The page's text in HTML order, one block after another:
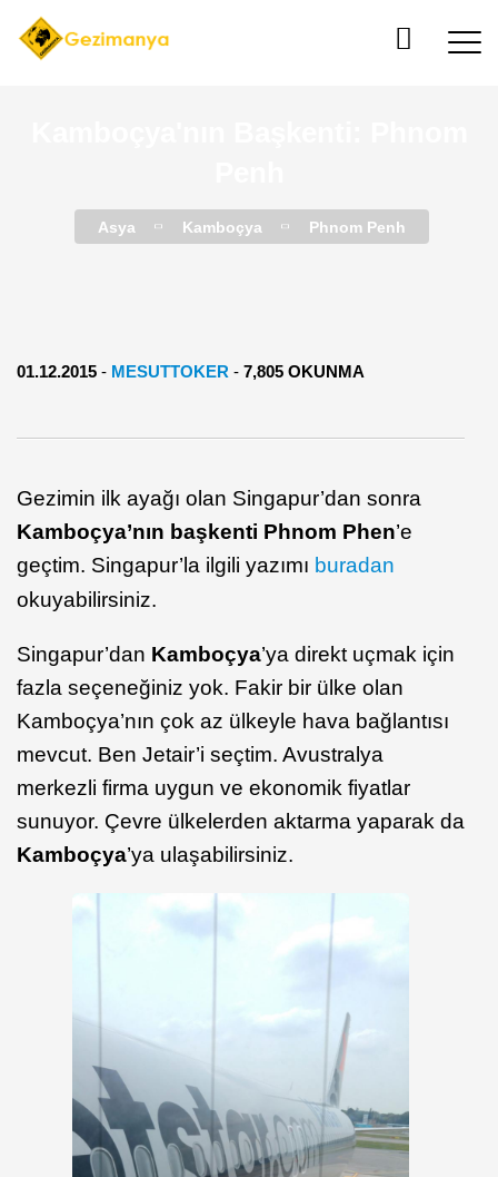
Asya Kamboçya Phnom Penh
01.12.2015 - MESUTTOKER - 7,805 OKUNMA
Gezimin ilk ayağı olan Singapur’dan sonra
Kamboçya’nın başkenti Phnom Phen’e
geçtim. Singapur’la ilgili yazımı buradan
okuyabilirsiniz.
Singapur’dan Kamboçya’ya direkt uçmak için
fazla seçeneğiniz yok. Fakir bir ülke olan
Kamboçya’nın çok az ülkeyle hava bağlantısı
mevcut. Ben Jetair’i seçtim. Avustralya
merkezli firma uygun ve ekonomik fiyatlar
sunuyor. Çevre ülkelerden aktarma yaparak da
Kamboçya’ya ulaşabilirsiniz.